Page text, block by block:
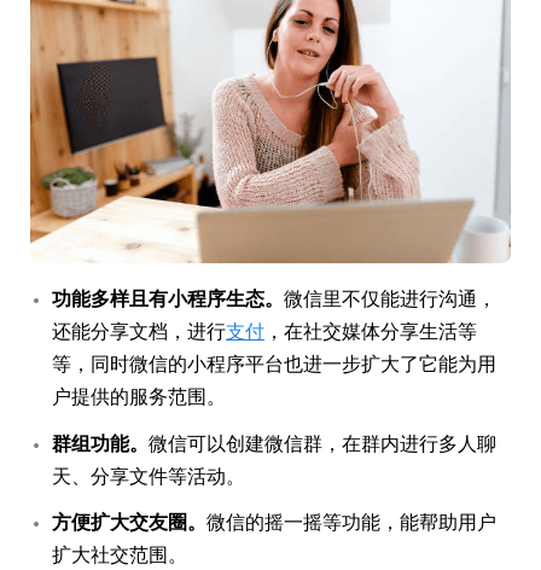
功能多样且有小程序生态。 微信里不仅能进行沟通，
还能分享文档，进行支付 ，在社交媒体分享生活等
等，同时微信的小程序平台也进一步扩大了它能为用
户提供的服务范围。
群组功能。 微信可以创建微信群，在群内进行多人聊
天、分享文件等活动。
方便扩大交友圈。 微信的摇一摇等功能，能帮助用户
扩大社交范围。